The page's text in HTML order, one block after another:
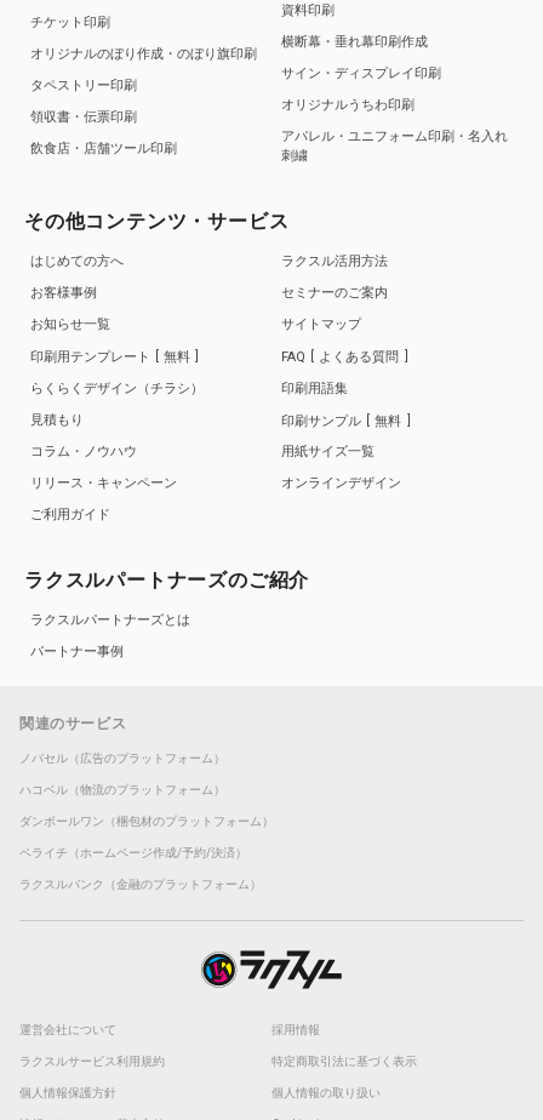
チケット印刷
オリジナルのぼり作成・のぼり旗印刷
タペストリー印刷
領収書・伝票印刷
飲食店・店舗ツール印刷
資料印刷
横断幕・垂れ幕印刷作成
サイン・ディスプレイ印刷
オリジナルうちわ印刷
アパレル・ユニフォーム印刷・名入れ
刺繍
その他コンテンツ・サービス
はじめての方へ
お客様事例
お知らせ一覧
印刷用テンプレート
無料
らくらくデザイン（チラシ）
見積もり
コラム・ノウハウ
リリース・キャンペーン
ご利用ガイド
ラクスル活用方法
セミナーのご案内
サイトマップ
FAQ
よくある質問
印刷用語集
印刷サンプル
無料
用紙サイズ一覧
オンラインデザイン
ラクスルパートナーズのご紹介
ラクスルパートナーズとは
パートナー事例
関連のサービス
ノバセル（広告のプラットフォーム）
ハコベル（物流のプラットフォーム）
ダンボールワン（梱包材のプラットフォーム）
ペライチ（ホームページ作成/予約/決済）
ラクスルバンク（金融のプラットフォーム）
運営会社について 採用情報
ラクスルサービス利用規約 特定商取引法に基づく表示
個人情報保護方針 個人情報の取り扱い